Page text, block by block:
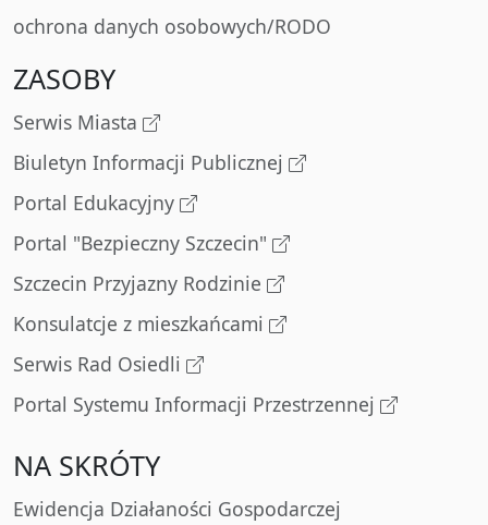
ochrona danych osobowych/RODO
ZASOBY
Serwis Miasta
Biuletyn Informacji Publicznej
Portal Edukacyjny
Portal "Bezpieczny Szczecin"
Szczecin Przyjazny Rodzinie
Konsulatcje z mieszkańcami
Serwis Rad Osiedli
Portal Systemu Informacji Przestrzennej
NA SKRÓTY
Ewidencja Działaności Gospodarczej